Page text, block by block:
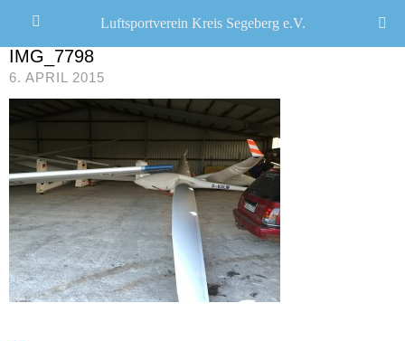
CHRISTOPH R. SCHWARZ
IMG_7798
6. APRIL 2015
Luftsportverein Kreis Segeberg e.V.